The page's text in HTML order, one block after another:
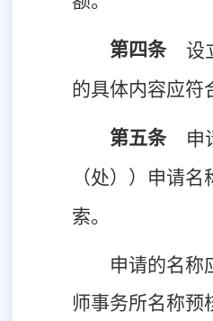
第四条
设
的具体内容应符
第五条
申
（处））申请
索。
申请的名称
师事务所名称预